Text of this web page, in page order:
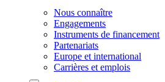
Nous connaître
Engagements
Instruments de financement
Partenariats
Europe et international
Carrières et emplois